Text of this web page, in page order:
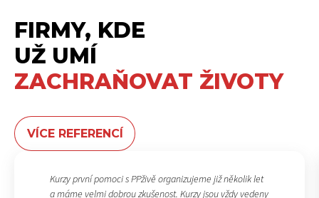
FIRMY, KDE
UŽ UMÍ
ZACHRAŇOVAT ŽIVOTY
VÍCE REFERENCÍ
Kurzy první pomoci s PPživě organizujeme již několik let
a máme velmi dobrou zkušenost. Kurzy jsou vždy vedeny